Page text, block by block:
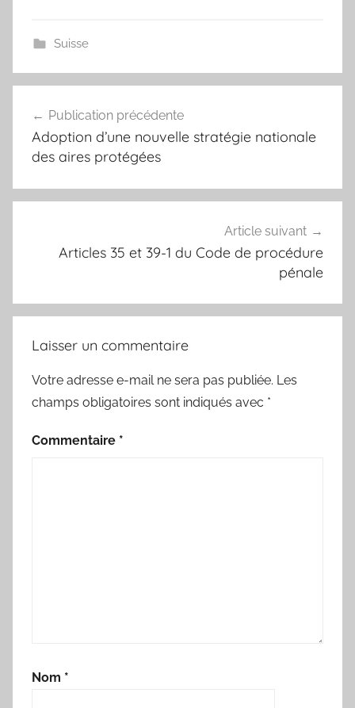
Suisse
de
l’article
Publication précédente
Adoption d’une nouvelle stratégie nationale
des aires protégées
Article suivant
Articles 35 et 39-1 du Code de procédure
pénale
Laisser un commentaire
Votre adresse e-mail ne sera pas publiée. Les
champs obligatoires sont indiqués avec *
Commentaire *
Nom *